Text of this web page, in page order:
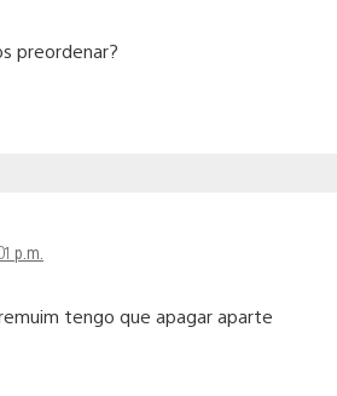
preordenar?
p.m.
tengo que apagar aparte